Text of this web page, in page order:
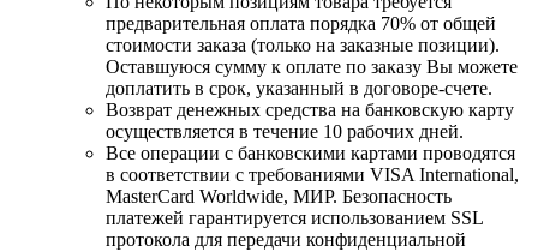
предварительная оплата порядка 70% от общей
стоимости заказа (только на заказные позиции).
Оставшуюся сумму к оплате по заказу Вы можете
доплатить в срок, указанный в договоре-счете.
Возврат денежных средства на банковскую карту
осуществляется в течение 10 рабочих дней.
Все операции с банковскими картами проводятся
в соответствии с требованиями VISA International,
MasterCard Worldwide, МИР. Безопасность
платежей гарантируется использованием SSL
протокола для передачи конфиденциальной